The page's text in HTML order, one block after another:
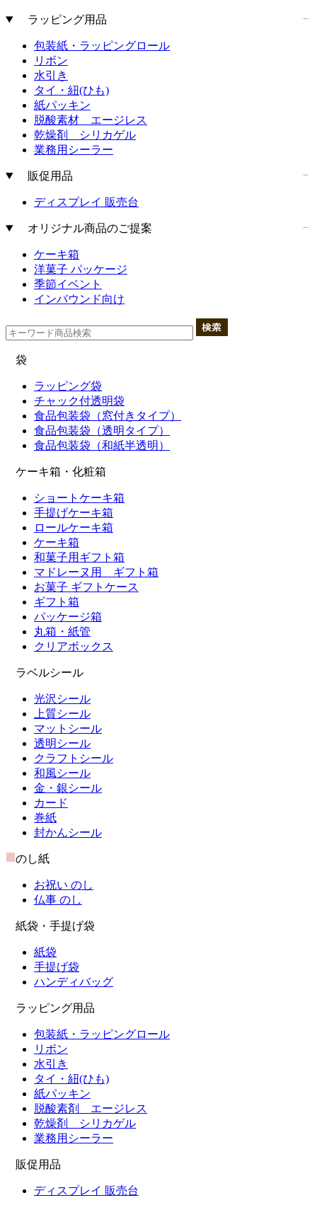
ラッピング用品
包装紙・ラッピングロール
リボン
水引き
タイ・紐(ひも)
紙パッキン
脱酸素材 エージレス
乾燥剤 シリカゲル
業務用シーラー
販促用品
ディスプレイ 販売台
オリジナル商品のご提案
ケーキ箱
洋菓子 パッケージ
季節イベント
インバウンド向け
袋
ラッピング袋
チャック付透明袋
食品包装袋（窓付きタイプ）
食品包装袋（透明タイプ）
食品包装袋（和紙半透明）
ケーキ箱・化粧箱
ショートケーキ箱
手提げケーキ箱
ロールケーキ箱
ケーキ箱
和菓子用ギフト箱
マドレーヌ用 ギフト箱
お菓子 ギフトケース
ギフト箱
パッケージ箱
丸箱・紙管
クリアボックス
ラベルシール
光沢シール
上質シール
マットシール
透明シール
クラフトシール
和風シール
金・銀シール
カード
巻紙
封かんシール
のし紙
お祝い のし
仏事 のし
紙袋・手提げ袋
紙袋
手提げ袋
ハンディバッグ
ラッピング用品
包装紙・ラッピングロール
リボン
水引き
タイ・紐(ひも)
紙パッキン
脱酸素剤 エージレス
乾燥剤 シリカゲル
業務用シーラー
販促用品
ディスプレイ 販売台